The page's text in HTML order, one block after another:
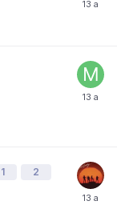
1 2